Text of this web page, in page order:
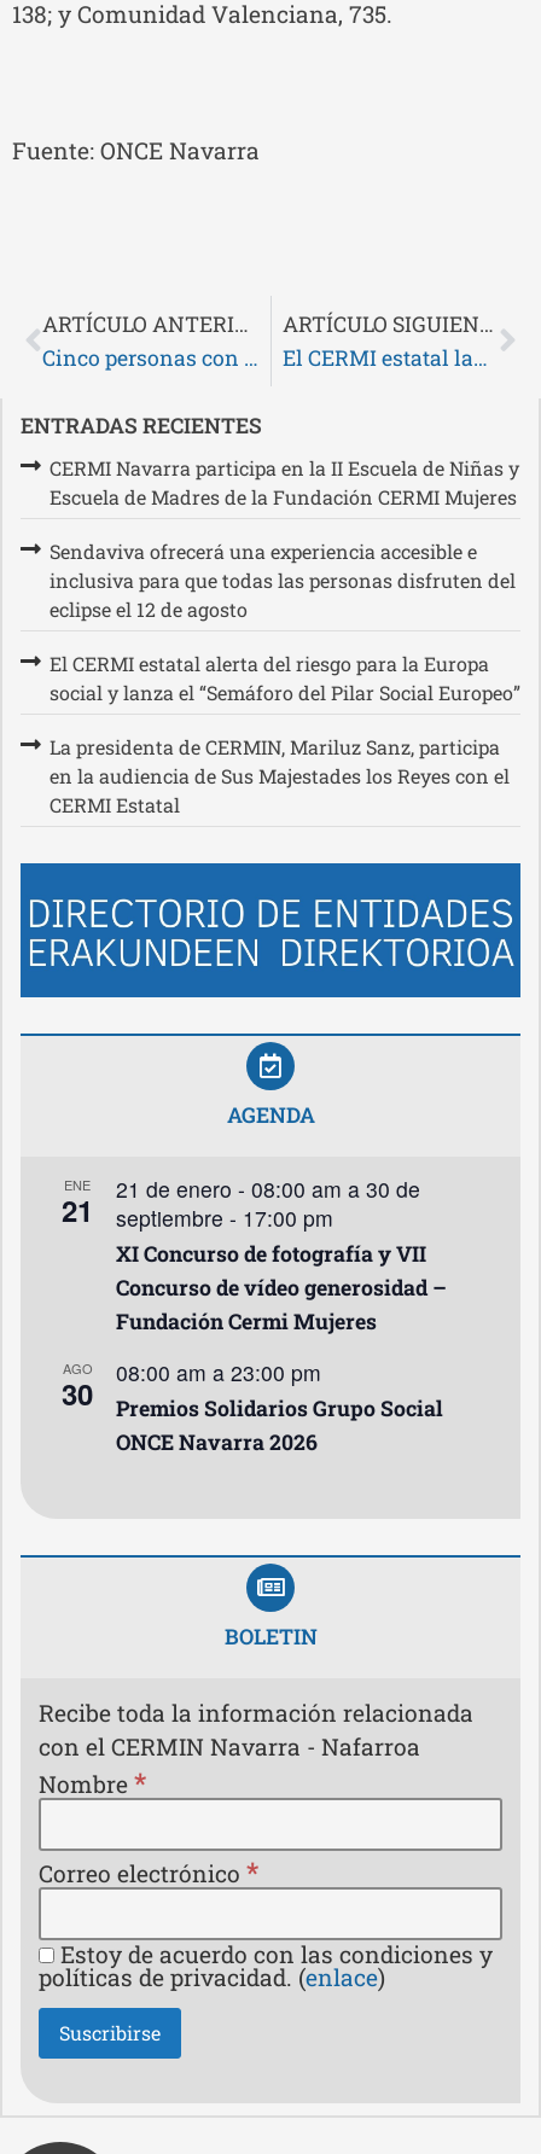
138; y Comunidad Valenciana, 735.
Fuente: ONCE Navarra
ARTÍCULO ANTERIOR
Cinco personas con discapacidad viven ya en los nuevos pisos de San Pedro dentro de un proyecto innovador que combina eficiencia energética, domótica e inclusión social
ARTÍCULO SIGUIENTE
El CERMI estatal lanza la formación Acción ClimaDIS para capacitar y garantizar la participación de las personas con discapacidad en la acción climática
ENTRADAS RECIENTES
CERMI Navarra participa en la II Escuela de Niñas y
Escuela de Madres de la Fundación CERMI Mujeres
Sendaviva ofrecerá una experiencia accesible e
inclusiva para que todas las personas disfruten del
eclipse el 12 de agosto
El CERMI estatal alerta del riesgo para la Europa
social y lanza el “Semáforo del Pilar Social Europeo”
La presidenta de CERMIN, Mariluz Sanz, participa
en la audiencia de Sus Majestades los Reyes con el
CERMI Estatal
AGENDA
ENE
21
21 de enero - 08:00 am a 30 de
septiembre - 17:00 pm
XI Concurso de fotografía y VII
Concurso de vídeo generosidad –
Fundación Cermi Mujeres
AGO
30
08:00 am a 23:00 pm
Premios Solidarios Grupo Social
ONCE Navarra 2026
BOLETIN
Recibe toda la información relacionada
con el CERMIN Navarra - Nafarroa
Nombre *
Correo electrónico *
Estoy de acuerdo con las condiciones y
políticas de privacidad. (enlace)